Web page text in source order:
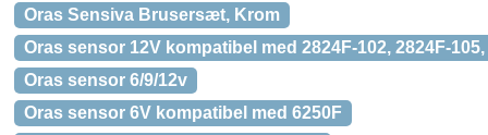
Oras Sensiva Brusersæt, Krom
Oras sensor 12V kompatibel med 2824F-102, 2824F-105,
Oras sensor 6/9/12v
Oras sensor 6V kompatibel med 6250F